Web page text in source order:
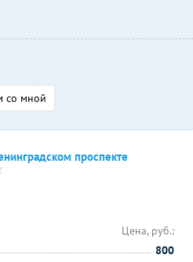
со мной
проспекте
Цена, руб.:
800